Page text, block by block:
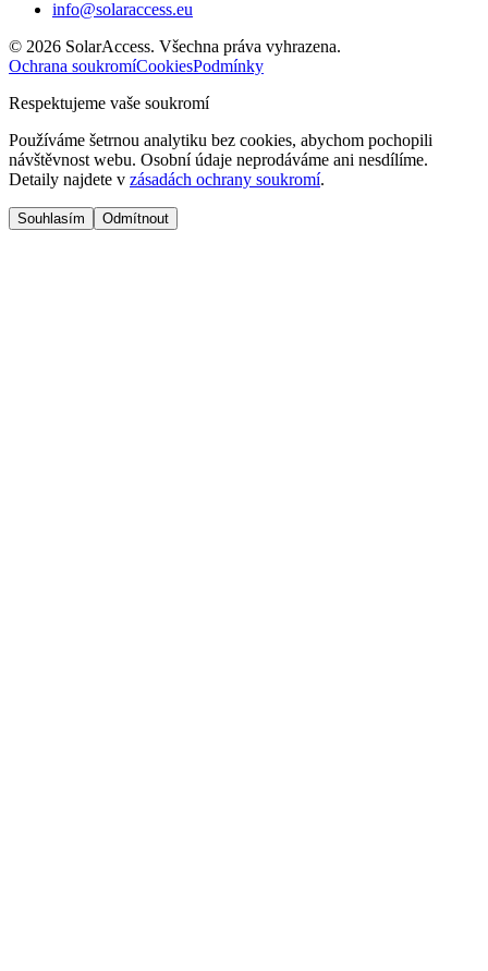
info@solaraccess.eu
© 2026 SolarAccess. Všechna práva vyhrazena.
Ochrana soukromíCookiesPodmínky
Respektujeme vaše soukromí
Používáme šetrnou analytiku bez cookies, abychom pochopili
návštěvnost webu. Osobní údaje neprodáváme ani nesdílíme.
Detaily najdete v zásadách ochrany soukromí.
Souhlasím Odmítnout